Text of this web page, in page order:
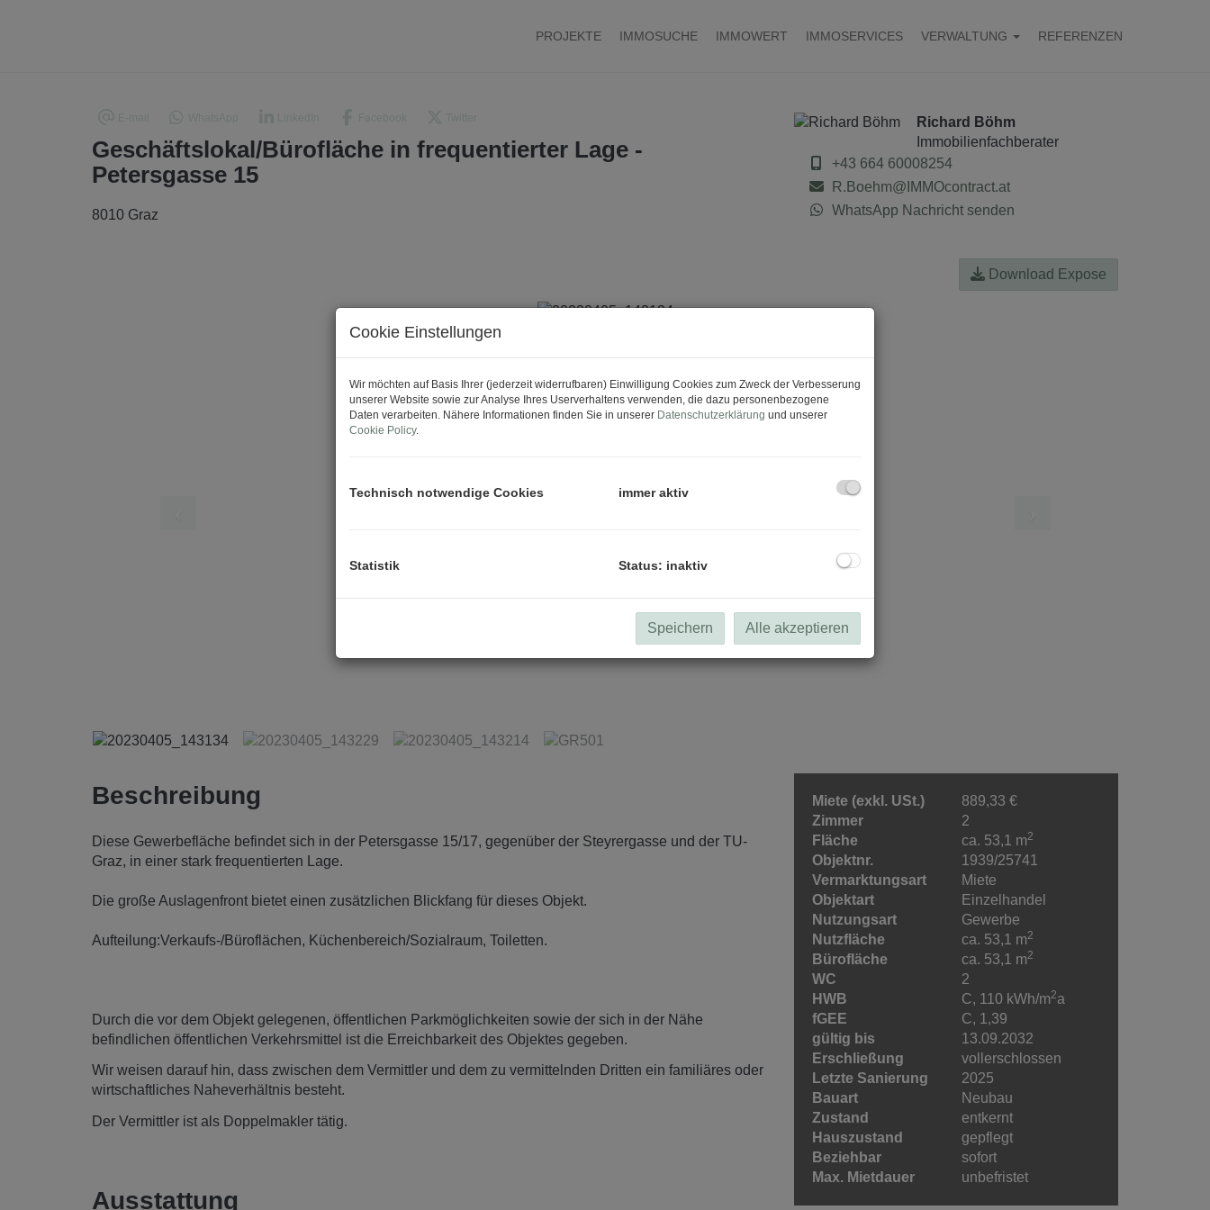
PROJEKTE IMMOSUCHE IMMOWERT IMMOSERVICES VERWALTUNG REFERENZEN
Geschäftslokal/Bürofläche in frequentierter Lage -
Petersgasse 15
8010 Graz
Richard Böhm
Immobilienfachberater
+43 664 60008254
R.Boehm@IMMOcontract.at
WhatsApp Nachricht senden
Download Expose
Beschreibung
Diese Gewerbefläche befindet sich in der Petersgasse 15/17, gegenüber der Steyrergasse und der TU-
Graz, in einer stark frequentierten Lage.
Die große Auslagenfront bietet einen zusätzlichen Blickfang für dieses Objekt.
Aufteilung:Verkaufs-/Büroflächen, Küchenbereich/Sozialraum, Toiletten.
Durch die vor dem Objekt gelegenen, öffentlichen Parkmöglichkeiten sowie der sich in der Nähe
befindlichen öffentlichen Verkehrsmittel ist die Erreichbarkeit des Objektes gegeben.
Wir weisen darauf hin, dass zwischen dem Vermittler und dem zu vermittelnden Dritten ein familiäres oder
wirtschaftliches Naheverhältnis besteht.
Der Vermittler ist als Doppelmakler tätig.
Ausstattung
Miete (exkl. USt.)
889,33 €
Zimmer
2
Fläche
ca. 53,1 m2
Objektnr.
1939/25741
Vermarktungsart
Miete
Objektart
Einzelhandel
Nutzungsart
Gewerbe
Nutzfläche
ca. 53,1 m2
Bürofläche ca. 53,1 m2
WC
2
HWB
C, 110 kWh/m2a
fGEE
C, 1,39
gültig bis
13.09.2032
Erschließung
vollerschlossen
Letzte Sanierung
2025
Bauart
Neubau
Zustand
entkernt
Hauszustand
gepflegt
Beziehbar
sofort
Max. Mietdauer
unbefristet
Cookie Einstellungen
Wir möchten auf Basis Ihrer (jederzeit widerrufbaren) Einwilligung Cookies zum Zweck der Verbesserung
unserer Website sowie zur Analyse Ihres Userverhaltens verwenden, die dazu personenbezogene
Daten verarbeiten. Nähere Informationen finden Sie in unserer Datenschutzerklärung und unserer
Cookie Policy.
Technisch notwendige Cookies immer aktiv
Statistik Status: inaktiv
Speichern Alle akzeptieren